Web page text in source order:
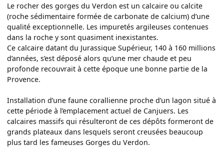
Le rocher des gorges du Verdon est un calcaire ou calcite
(roche sédimentaire formée de carbonate de calcium) d’une
qualité exceptionnelle. Les impuretés argileuses contenues
dans la roche y sont quasiment inexistantes.
Ce calcaire datant du Jurassique Supérieur, 140 à 160 millions
d’années, s’est déposé alors qu’une mer chaude et peu
profonde recouvrait à cette époque une bonne partie de la
Provence.
Installation d’une faune corallienne proche d’un lagon situé à
cette période à l’emplacement actuel de Canjuers. Les
calcaires massifs qui résulteront de ces dépôts formeront de
grands plateaux dans lesquels seront creusées beaucoup
plus tard les fameuses Gorges du Verdon.